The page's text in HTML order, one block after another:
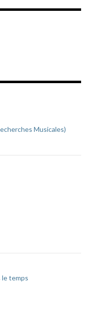
Musicales)
le temps